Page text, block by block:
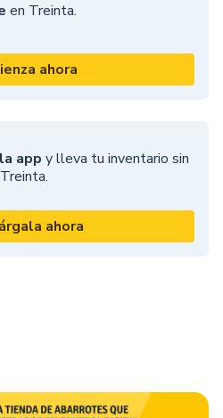
en Treinta.
ahora
app y lleva tu inventario sin
ahora